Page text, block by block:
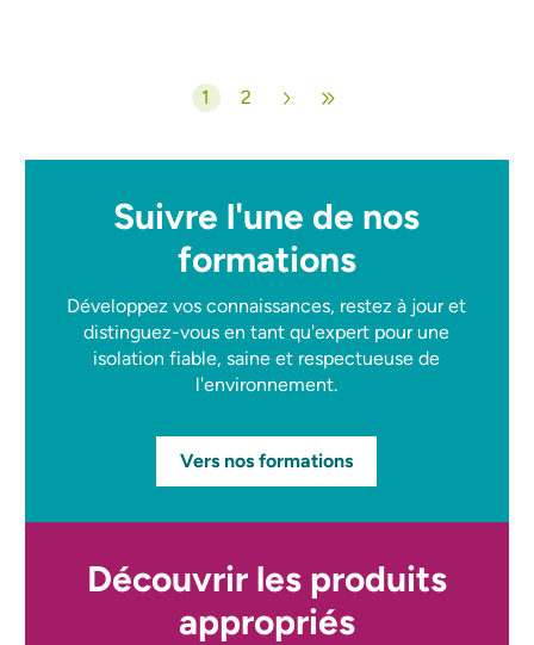
Page courante
1 Page
2
Suivre l'une de nos
formations
Développez vos connaissances, restez à jour et
distinguez-vous en tant qu'expert pour une
isolation fiable, saine et respectueuse de
l'environnement.
Vers nos formations
Découvrir les produits
appropriés